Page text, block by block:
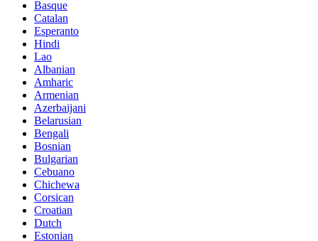
Basque
Catalan
Esperanto
Hindi
Lao
Albanian
Amharic
Armenian
Azerbaijani
Belarusian
Bengali
Bosnian
Bulgarian
Cebuano
Chichewa
Corsican
Croatian
Dutch
Estonian